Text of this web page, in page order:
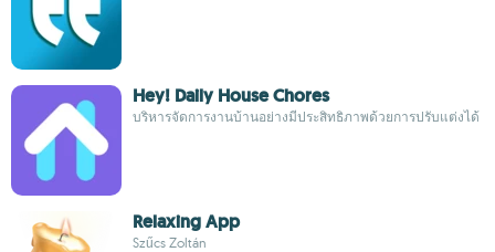
Hey! Daily House Chores
บริหารจัดการงานบ้านอย่างมีประสิทธิภาพด้วยการปรับแต่งได้
Relaxing App
Szűcs Zoltán